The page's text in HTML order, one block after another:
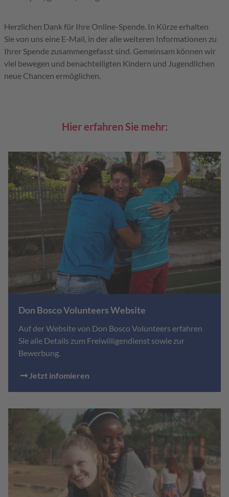
Herzlichen Dank für Ihre Online-Spende. In Kürze erhalten
Sie von uns eine E-Mail, in der alle weiteren Informationen zu
Ihrer Spende zusammengefasst sind. Gemeinsam können wir
viel bewegen und benachteiligten Kindern und Jugendlichen
neue Chancen ermöglichen.
Hier erfahren Sie mehr:
Don Bosco Volunteers Website
Auf der Website von Don Bosco Volunteers erfahren
Sie alle Details zum Freiwilligendienst sowie zur
Bewerbung.
Jetzt infomieren